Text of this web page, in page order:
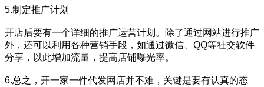
5.制定推广计划
开店后要有一个详细的推广运营计划。除了通过网站进行推广
外，还可以利用各种营销手段，如通过微信、QQ等社交软件
分享，以此增加流量，提高店铺曝光率。
6.总之，开一家一件代发网店并不难，关键是要有认真的态